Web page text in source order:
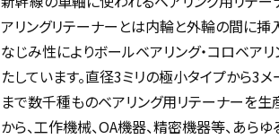
アリングリテーナーとは内輪と外輪の間に挿
なじみ性によりボールベアリング・コロベア
たしています。直径3ミリの極小タイプから3
まで数千種ものベアリング用リテーナーを
から、工作機械、OA機器、精密機器等、あら